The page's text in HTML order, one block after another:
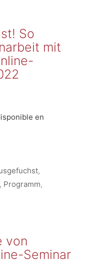
So
mit
en
,
, Programm,
von
Seminar